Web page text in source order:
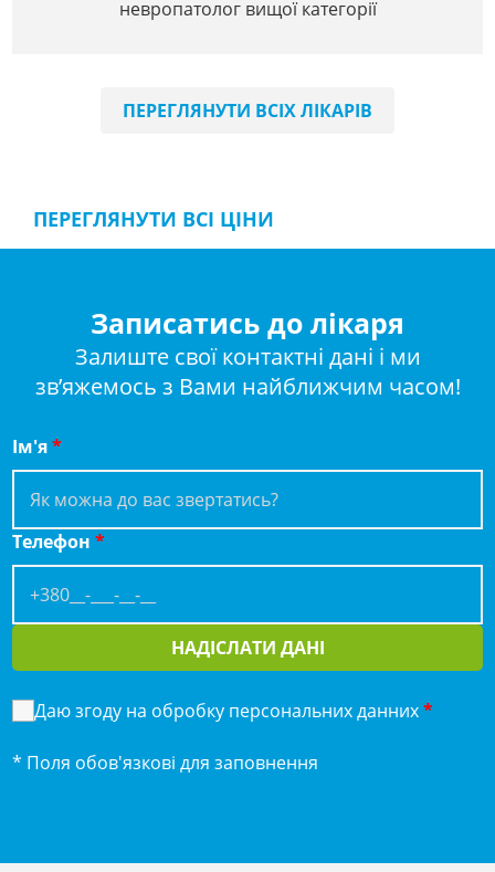
невропатолог вищої категорії
ПЕРЕГЛЯНУТИ ВСІХ ЛІКАРІВ
ПЕРЕГЛЯНУТИ ВСІ ЦІНИ
Записатись до лікаря
Залиште свої контактні дані і ми
зв’яжемось з Вами найближчим часом!
Ім'я*
Телефон*
НАДІСЛАТИ ДАНІ
Даю згоду на обробку персональних данних*
* Поля обов'язкові для заповнення